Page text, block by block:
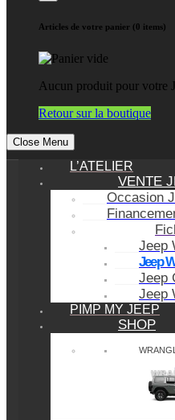
Articles de votre panier (0 items)
Aucun produit pour votre
Retour sur la boutique
Close Menu
L’ATELIER
VENTE
Occasion
Jeep
Jeep
Jeep
Jeep
PIMP MY JEEP
SHOP